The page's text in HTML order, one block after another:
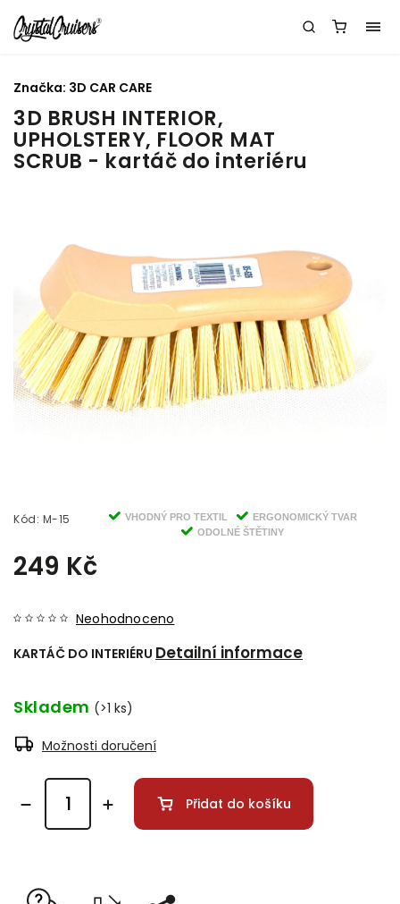
3D BRUSH INTERIOR,
UPHOLSTERY, FLOOR MAT
SCRUB - kartáč do interiéru
Kód: M-15 VHODNÝ PRO TEXTIL
ERGONOMICKÝ TVAR
ODOLNÉ ŠTĚTINY
249 Kč
Neohodnoceno
KARTÁČ DO INTERIÉRU Detailní informace
Značka: 3D CAR CARE
Skladem (>1 ks)
Možnosti doručení
Přidat do košíku